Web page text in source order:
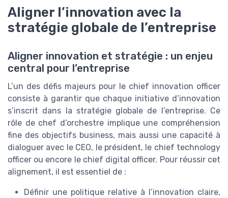
Aligner l’innovation avec la
stratégie globale de l’entreprise
Aligner innovation et stratégie : un enjeu
central pour l’entreprise
L’un des défis majeurs pour le chief innovation officer
consiste à garantir que chaque initiative d’innovation
s’inscrit dans la stratégie globale de l’entreprise. Ce
rôle de chef d’orchestre implique une compréhension
fine des objectifs business, mais aussi une capacité à
dialoguer avec le CEO, le président, le chief technology
officer ou encore le chief digital officer. Pour réussir cet
alignement, il est essentiel de :
Définir une politique relative à l’innovation claire,